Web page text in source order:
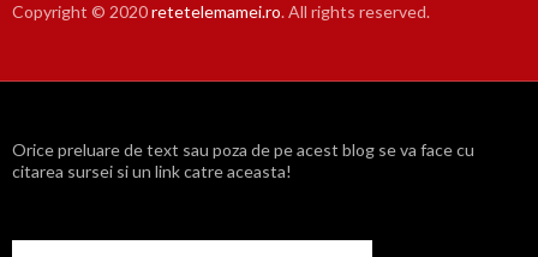
Copyright © 2020retetelemamei.ro. All rights reserved.
Orice preluare de text sau poza de pe acest blog se va face cu
citarea sursei si un link catre aceasta!